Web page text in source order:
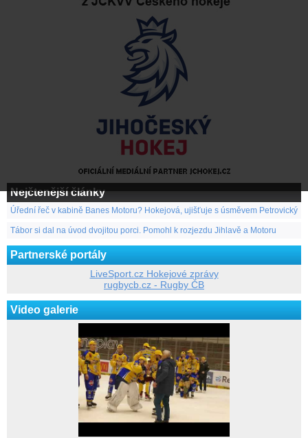
Nejčtenější články
Úřední řeč v kabině Banes Motoru? Hokejová, ujišťuje s úsměvem Petrovický
Tábor si dal na úvod dvojitou porci. Pomohl k rozjezdu Jihlavě a Motoru
Partnerské portály
LiveSport.cz Hokejové zprávy
rugbycb.cz - Rugby ČB
Video galerie